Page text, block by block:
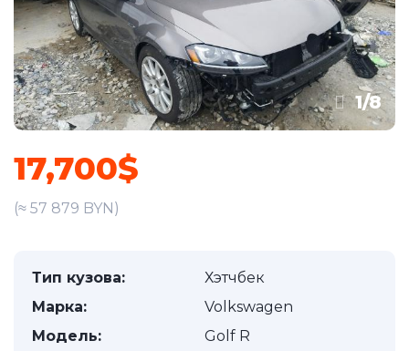
1/8
17,700$
(≈ 57 879 BYN)
Тип кузова:
Хэтчбек
Марка:
Volkswagen
Модель:
Golf R